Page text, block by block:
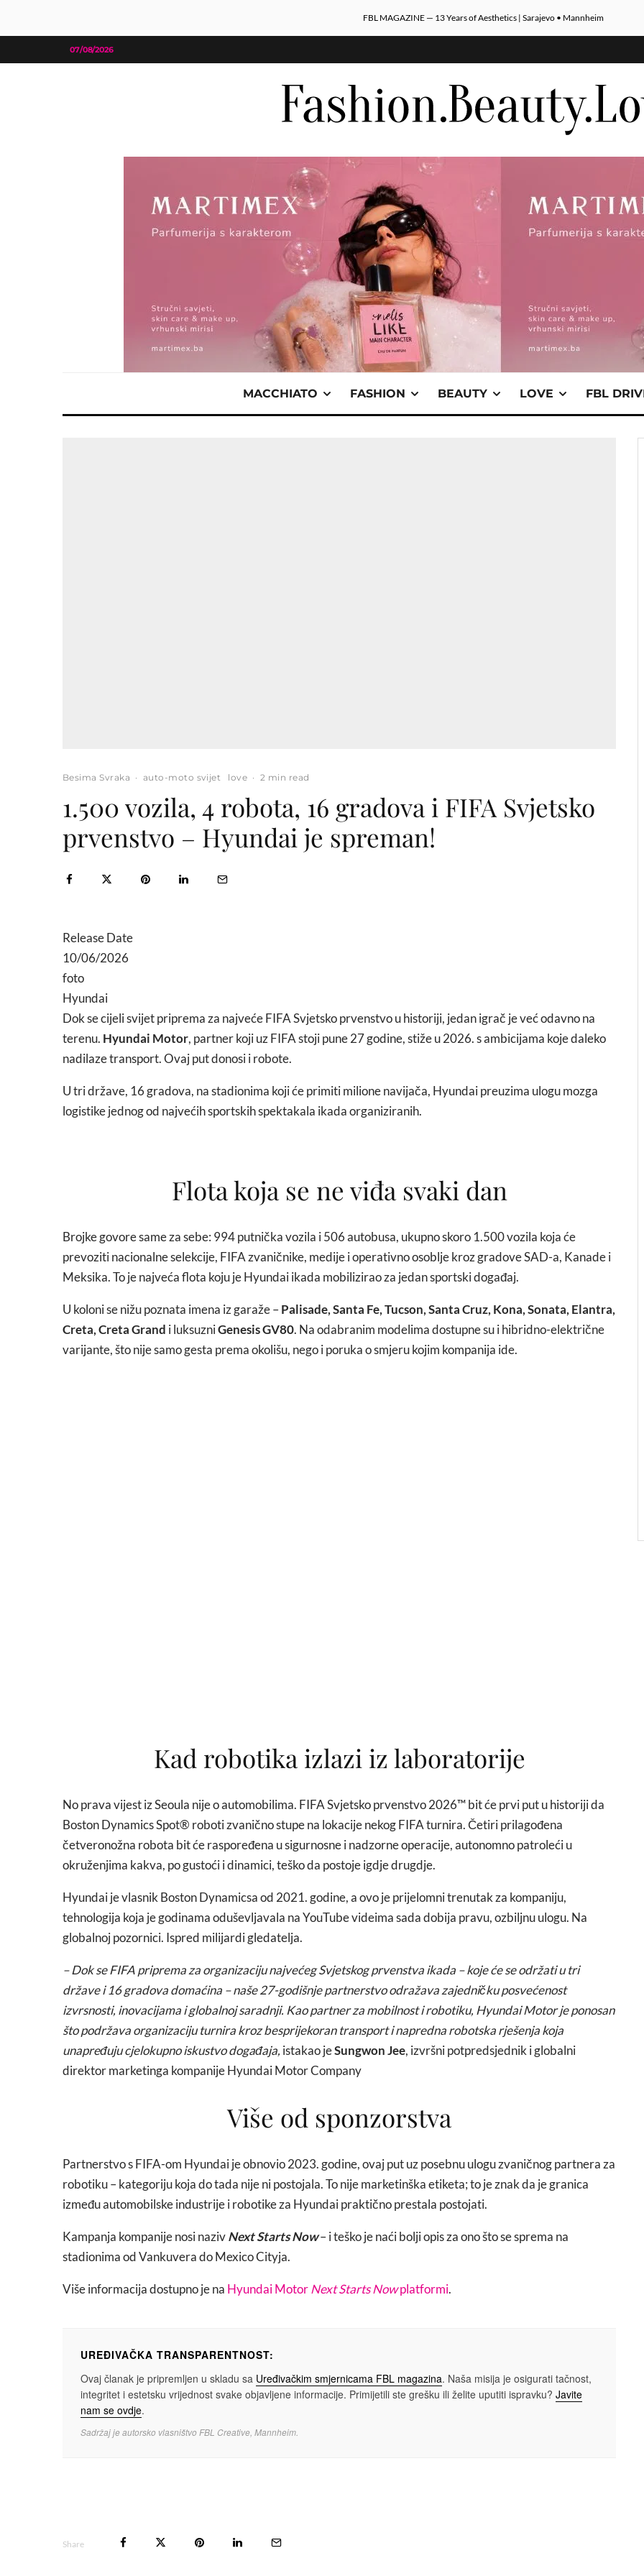
FBL MAGAZINE — 13 Years of Aesthetics | Sarajevo • Mannheim
07/08/2026
MACCHIATO FASHION BEAUTY LOVE FBL
Besima Svraka · auto-moto svijet love · 2 min read
1.500 vozila, 4 robota, 16 gradova i FIFA Svjetsko
prvenstvo – Hyundai je spreman!
Release Date
10/06/2026
foto
Hyundai
Dok se cijeli svijet priprema za najveće FIFA Svjetsko prvenstvo u historiji, jedan igrač je već odavno na
terenu. Hyundai Motor, partner koji uz FIFA stoji pune 27 godine, stiže u 2026. s ambicijama koje daleko
nadilaze transport. Ovaj put donosi i robote.
U tri države, 16 gradova, na stadionima koji će primiti milione navijača, Hyundai preuzima ulogu mozga
logistike jednog od najvećih sportskih spektakala ikada organiziranih.
Flota koja se ne viđa svaki dan
Brojke govore same za sebe: 994 putnička vozila i 506 autobusa, ukupno skoro 1.500 vozila koja će
prevoziti nacionalne selekcije, FIFA zvaničnike, medije i operativno osoblje kroz gradove SAD-a, Kanade i
Meksika. To je najveća flota koju je Hyundai ikada mobilizirao za jedan sportski događaj.
U koloni se nižu poznata imena iz garaže –Palisade, Santa Fe, Tucson, Santa Cruz, Kona, Sonata, Elantra,
Creta, Creta Grand i luksuzniGenesis GV80. Na odabranim modelima dostupne su i hibridno-električne
varijante, što nije samo gesta prema okolišu, nego i poruka o smjeru kojim kompanija ide.
Kad robotika izlazi iz laboratorije
No prava vijest iz Seoula nije o automobilima. FIFA Svjetsko prvenstvo 2026™ bit će prvi put u historiji da
Boston Dynamics Spot® roboti zvanično stupe na lokacije nekog FIFA turnira. Četiri prilagođena
četveronožna robota bit će raspoređena u sigurnosne i nadzorne operacije, autonomno patroleći u
okruženjima kakva, po gustoći i dinamici, teško da postoje igdje drugdje.
Hyundai je vlasnik Boston Dynamicsa od 2021. godine, a ovo je prijelomni trenutak za kompaniju,
tehnologija koja je godinama oduševljavala na YouTube videima sada dobija pravu, ozbiljnu ulogu. Na
globalnoj pozornici. Ispred milijardi gledatelja.
– Dok se FIFA priprema za organizaciju najvećeg Svjetskog prvenstva ikada – koje će se održati u tri
države i 16 gradova domaćina – naše 27-godišnje partnerstvo odražava zajedničku posvećenost
izvrsnosti, inovacijama i globalnoj saradnji. Kao partner za mobilnost i robotiku, Hyundai Motor je ponosan
što podržava organizaciju turnira kroz besprijekoran transport i napredna robotska rješenja koja
unapređuju cjelokupno iskustvo događaja, istakao jeSungwon Jee, izvršni potpredsjednik i globalni
direktor marketinga kompanije Hyundai Motor Company
Više od sponzorstva
Partnerstvo s FIFA-om Hyundai je obnovio 2023. godine, ovaj put uz posebnu ulogu zvaničnog partnera za
robotiku – kategoriju koja do tada nije ni postojala. To nije marketinška etiketa; to je znak da je granica
između automobilske industrije i robotike za Hyundai praktično prestala postojati.
Kampanja kompanije nosi nazivNext Starts Now– i teško je naći bolji opis za ono što se sprema na
stadionima od Vankuvera do Mexico Cityja.
Više informacija dostupno je na Hyundai MotorNext Starts Nowplatformi.
UREĐIVAČKA TRANSPARENTNOST:
Ovaj članak je pripremljen u skladu sa Uređivačkim smjernicama FBL magazina. Naša misija je osigurati tačnost,
integritet i estetsku vrijednost svake objavljene informacije. Primijetili ste grešku ili želite uputiti ispravku? Javite
nam se ovdje.
Sadržaj je autorsko vlasništvo FBL Creative, Mannheim.
Share